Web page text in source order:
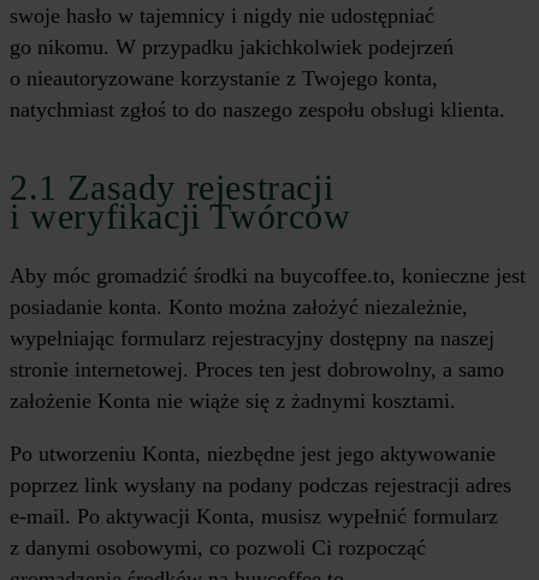
swoje hasło w tajemnicy i nigdy nie udostępniać
go nikomu. W przypadku jakichkolwiek podejrzeń
o nieautoryzowane korzystanie z Twojego konta,
natychmiast zgłoś to do naszego zespołu obsługi klienta.
2.1 Zasady rejestracji
i weryfikacji Twórców
Aby móc gromadzić środki na buycoffee.to, konieczne jest
posiadanie konta. Konto można założyć niezależnie,
wypełniając formularz rejestracyjny dostępny na naszej
stronie internetowej. Proces ten jest dobrowolny, a samo
założenie Konta nie wiąże się z żadnymi kosztami.
Po utworzeniu Konta, niezbędne jest jego aktywowanie
poprzez link wysłany na podany podczas rejestracji adres
e-mail. Po aktywacji Konta, musisz wypełnić formularz
z danymi osobowymi, co pozwoli Ci rozpocząć